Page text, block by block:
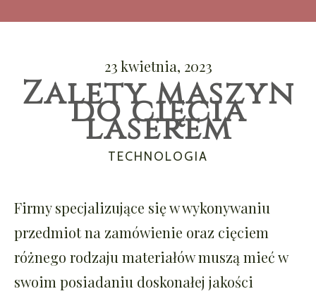
23 kwietnia, 2023
Zalety maszyn
do cięcia
laserem
CATEGORIES
TECHNOLOGIA
Firmy specjalizujące się w wykonywaniu
przedmiot na zamówienie oraz cięciem
różnego rodzaju materiałów muszą mieć w
swoim posiadaniu doskonałej jakości